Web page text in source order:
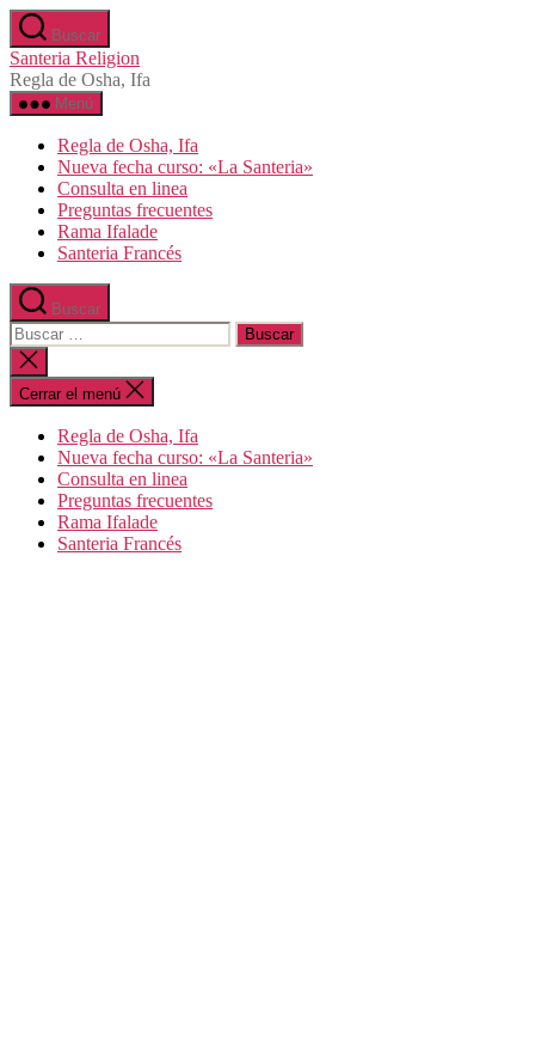
Saltar
al
contenido
Buscar
Santeria Religion
Regla de Osha, Ifa
Menú
Regla de Osha, Ifa
Nueva fecha curso: «La Santeria»
Consulta en linea
Preguntas frecuentes
Rama Ifalade
Santeria Francés
Buscar
Buscar:
Cerrar
la
búsqueda
Cerrar el menú
Regla de Osha, Ifa
Nueva fecha curso: «La Santeria»
Consulta en linea
Preguntas frecuentes
Rama Ifalade
Santeria Francés